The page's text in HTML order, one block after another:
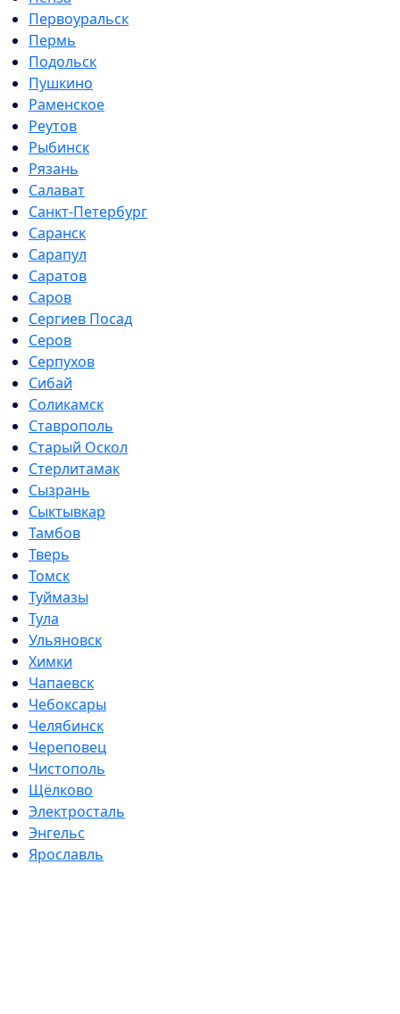
Первоуральск
Пермь
Подольск
Пушкино
Раменское
Реутов
Рыбинск
Рязань
Салават
Санкт-Петербург
Саранск
Сарапул
Саратов
Саров
Сергиев Посад
Серов
Серпухов
Сибай
Соликамск
Ставрополь
Старый Оскол
Стерлитамак
Сызрань
Сыктывкар
Тамбов
Тверь
Томск
Туймазы
Тула
Ульяновск
Химки
Чапаевск
Чебоксары
Челябинск
Череповец
Чистополь
Щёлково
Электросталь
Энгельс
Ярославль